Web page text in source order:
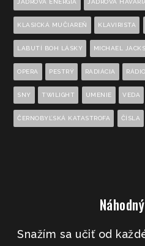
KLASICKÁ MUČIAREŇ KLAVIRISTA
LABUTÍ BOH LÁSKY MICHAEL
OPERA PESTRÝ RADIÁCIA
SNY TWILIGHT UMENIE VEDA
ČERNOBYĽSKÁ KATASTROFA ČÍSLA
Snažím sa učiť od